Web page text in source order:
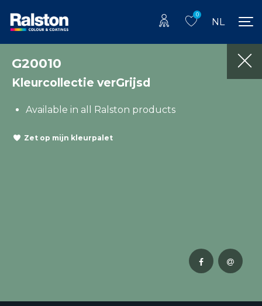
0
NL
G20010
Kleurcollectie verGrijsd
Available in all Ralston products
Zet op mijn kleurpalet